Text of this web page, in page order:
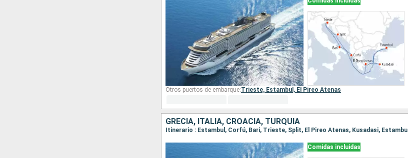
Otros puertos de embarque:Trieste, Estambul, El Pireo Atenas
GRECIA, ITALIA, CROACIA, TURQUÍA
Itinerario : Estambul, Corfú, Bari, Trieste, Split, El Pireo Atenas, Kusadasi, Estambul
Comidas incluidas